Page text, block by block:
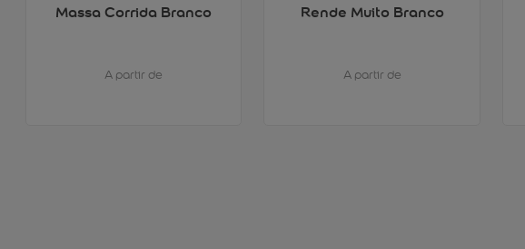
Massa Corrida Branco
A partir de
Rende Muito Branco
A partir de